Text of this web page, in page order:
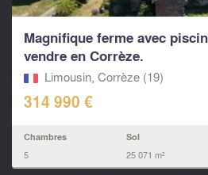
Magnifique ferme avec
vendre en Corrèze.
Limousin, Corrèze (19)
314 990 €
Chambres
5
Sol
25 071 m²